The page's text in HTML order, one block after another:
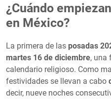
¿Cuándo
en México?
La primera de las posadas
martes 16 de diciembre, una
calendario religioso. Como
festividades se llevan a cabo
decir, nueve noches